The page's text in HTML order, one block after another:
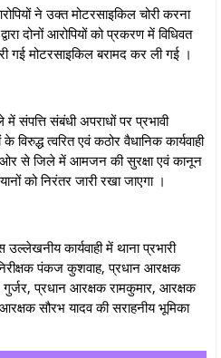
ने उक्त मोटरसाइकिल चोरी करना
दोनों आरोपियों को प्रकरण में विधिवत
गई मोटरसाइकिल बरामद कर ली गई ।
संबंधी अपराधों पर प्रभावी
त्वरित एवं कठोर वैधानिक कार्यवाही
से जिले में आमजन की सुरक्षा एवं कानून
को निरंतर जारी रखा जाएगा ।
कार्यवाही में थाना प्रभारी
पंकज कुशवाह, प्रधान आरक्षक
प्रधान आरक्षक रामकुमार, आरक्षक
सौरभ यादव की सराहनीय भूमिका